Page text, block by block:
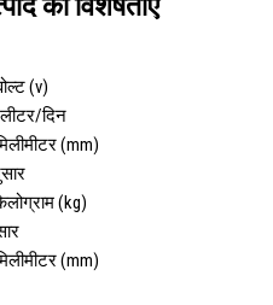
(v)
दिन
(mm)
(kg)
(mm)